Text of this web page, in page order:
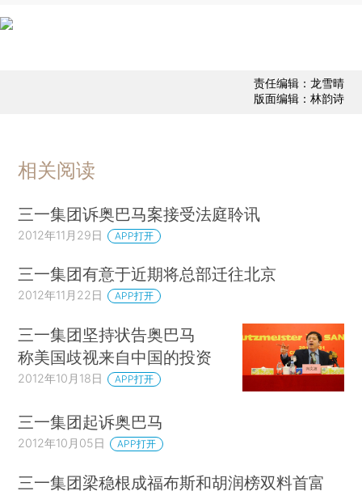
责任编辑：龙雪晴
版面编辑：林韵诗
相关阅读
三一集团诉奥巴马案接受法庭聆讯
2012年11月29日 APP打开
三一集团有意于近期将总部迁往北京
2012年11月22日 APP打开
三一集团坚持状告奥巴马
称美国歧视来自中国的投资
2012年10月18日 APP打开
三一集团起诉奥巴马
2012年10月05日 APP打开
三一集团梁稳根成福布斯和胡润榜双料首富